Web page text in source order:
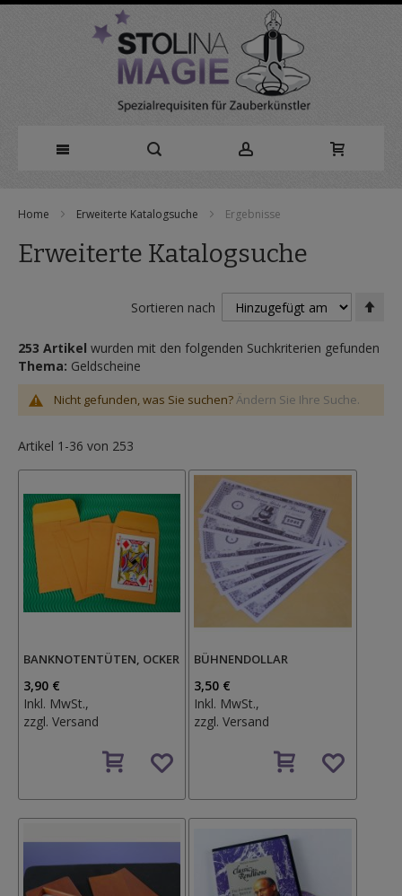
zum
Inhalt
Home Erweiterte Katalogsuche Ergebnisse
Erweiterte Katalogsuche
253 Artikel wurden mit den folgenden Suchkriterien gefunden
Thema: Geldscheine
Nicht gefunden, was Sie suchen? Ändern Sie Ihre Suche.
Artikel 1 -36 von 253
Sortieren nach
BANKNOTENTÜTEN, OCKER
3,90 €
Inkl. MwSt.,
zzgl. Versand
den
BÜHNENDOLLAR
3,50 €
Inkl. MwSt.,
zzgl.Versand
den